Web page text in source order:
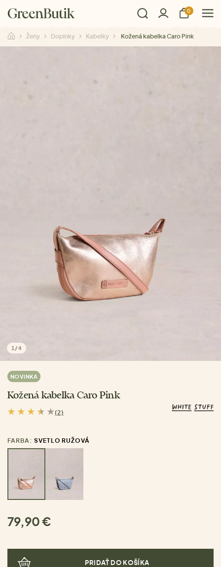
0
Ženy Doplnky Kabelky Kožená kabelka Caro Pink
1 /4
NOVINKA
Kožená kabelka Caro Pink
(2)
FARBA: SVETLO RUŽOVÁ
79,90 €
PRIDAŤ DO KOŠÍKA